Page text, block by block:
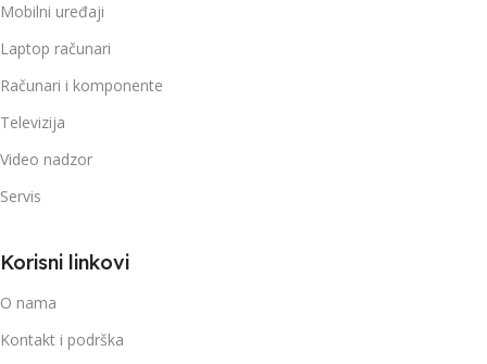
Mobilni uređaji
Laptop računari
Računari i komponente
Televizija
Video nadzor
Servis
Korisni linkovi
O nama
Kontakt i podrška